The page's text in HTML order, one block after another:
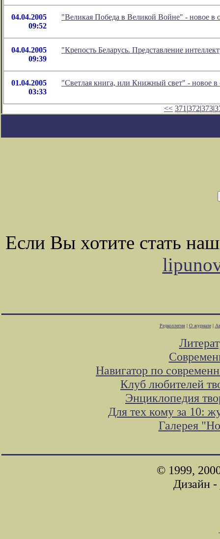
04.04.2005
09:52
"Великая Победа в Великой Войне" - новое в
04.04.2005
09:39
"Крепость Беларусь. Представление
01.04.2005
03:33
"Светлая книга, или Книжный свет" - новое
<< 371 |372|373|
Если Вы хотите стать
Редколлегия| О журнале|
Навигатор по
Клуб любителей
Энциклопедия
Для тех кому за 10:
Галерея
© 1999,
Дизайн -